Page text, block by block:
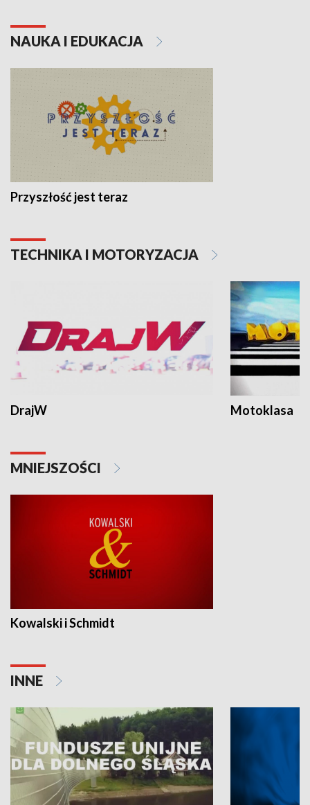
NAUKA I EDUKACJA
Przyszłość jest teraz
TECHNIKA I MOTORYZACJA
DrajW Motoklasa
MNIEJSZOŚCI
Kowalski i Schmidt
INNE